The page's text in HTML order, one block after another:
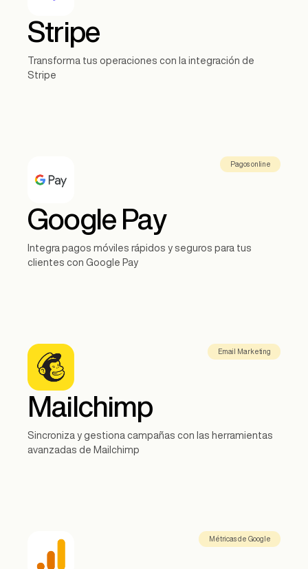
Stripe
Transforma tus operaciones con la integración de
Stripe
Pagos online
Google Pay
Integra pagos móviles rápidos y seguros para tus
clientes con Google Pay
Email Marketing
Mailchimp
Sincroniza y gestiona campañas con las herramientas
avanzadas de Mailchimp
Métricas de Google